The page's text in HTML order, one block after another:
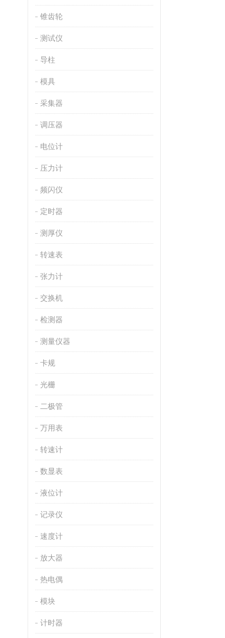
锥齿轮
测试仪
导柱
模具
采集器
调压器
电位计
压力计
频闪仪
定时器
测厚仪
转速表
张力计
交换机
检测器
测量仪器
卡规
光栅
二极管
万用表
转速计
数显表
液位计
记录仪
速度计
放大器
热电偶
模块
计时器